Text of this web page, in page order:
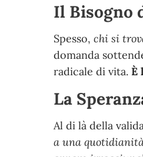
Il Bisogno
Spesso,chi si
domanda
radicale di vita. È
La
Al di là della
a una